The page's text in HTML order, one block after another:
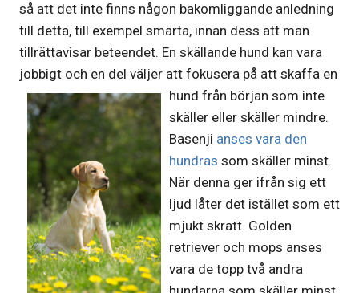
så att det inte finns någon bakomliggande anledning
till detta, till exempel smärta, innan dess att man
tillrättavisar beteendet. En skällande hund kan vara
jobbigt och en del väljer att fokusera på att skaffa en
hund från början som inte
skäller eller skäller mindre.
Basenji anses vara den
hundras som skäller minst.
När denna ger ifrån sig ett
ljud låter det istället som ett
mjukt skratt. Golden
retriever och mops anses
vara de topp två andra